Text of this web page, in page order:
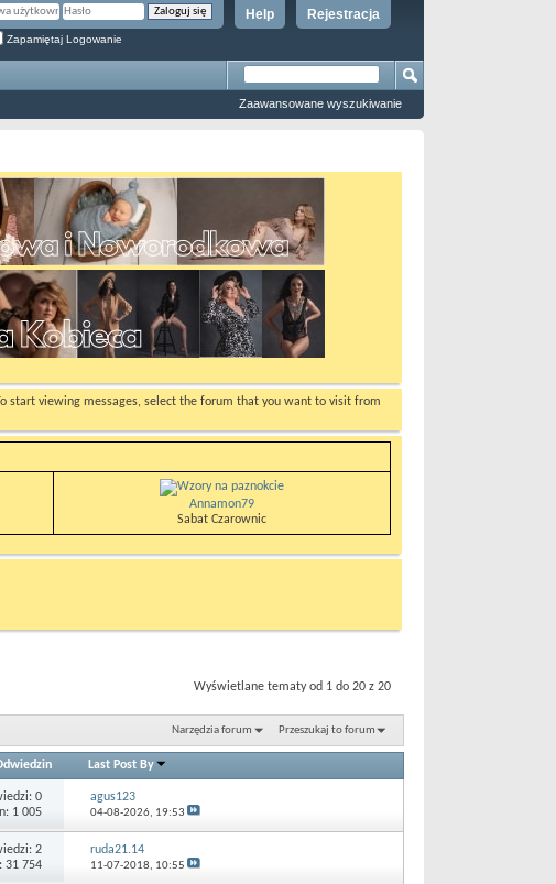
Rejestracja
Help
Zapamiętaj Logowanie
Zaawansowane wyszukiwanie
start viewing messages, select the forum that you want to visit from
Annamon79
Sabat Czarownic
Wyświetlane tematy od 1 do 20 z 20
Narzędzia forum Przeszukaj to forum
Last Post By
0
1 005
agus123
04-08-2026, 19:53
2
31 754
ruda21.14
11-07-2018, 10:55